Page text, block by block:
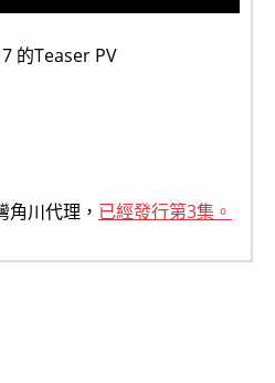
的Teaser PV
川代理， 已經發行第3集。